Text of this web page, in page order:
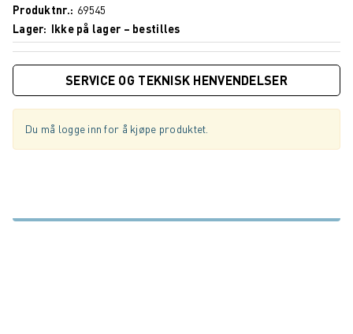
Produktnr.
69545
Lager
Ikke på lager – bestilles
SERVICE OG TEKNISK HENVENDELSER
Du må logge inn for å kjøpe produktet.